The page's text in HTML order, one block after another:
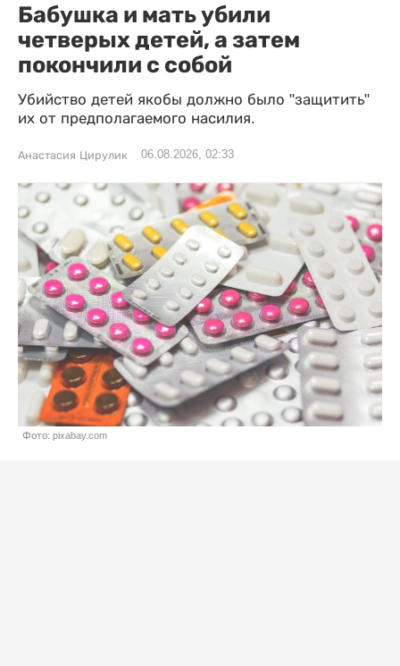
Бабушка и мать убили
четверых детей, а затем
покончили с собой
Убийство детей якобы должно было "защитить"
их от предполагаемого насилия.
Анастасия Цирулик 06.08.2026, 02:33
Фото: pixabay.com